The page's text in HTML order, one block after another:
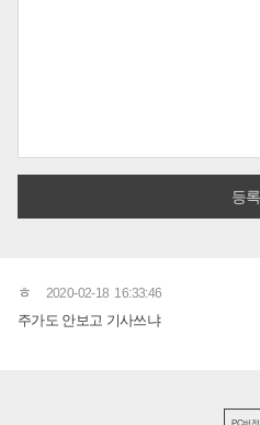
ㅎ 2020-02-18 16:33:46
주가도 안보고 기사쓰냐
PC버전